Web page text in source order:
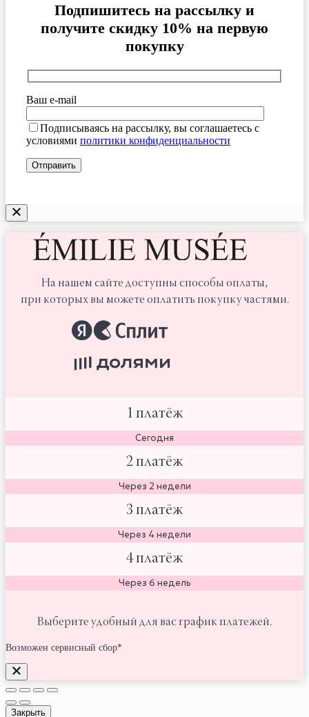
Подпишитесь на рассылку и
получите скидку 10% на первую
покупку
Ваш e-mail
Подписываясь на рассылку, вы соглашаетесь с
условиями политики конфиденциальности
На нашем сайте доступны способы оплаты,
при которых вы можете оплатить покупку частями.
1 платёж
Сегодня
2 платёж
Через 2 недели
3 платёж
Через 4 недели
4 платёж
Через 6 недель
Выберите удобный для вас график платежей.
Возможен сервисный сбор*
Закрыть